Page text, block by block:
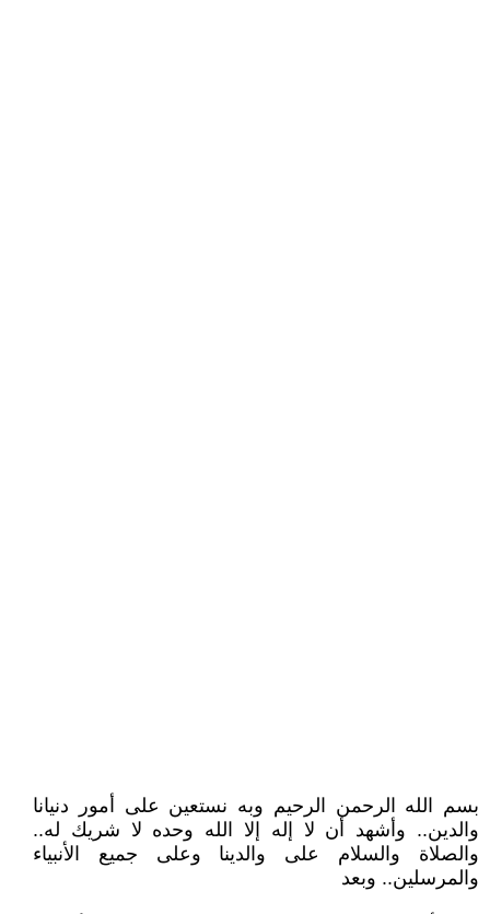
بسم الله الرحمن الرحيم وبه نستعين على أمور دنيانا
والدين.. وأشهد أن لا إله إلا الله وحده لا شريك له..
والصلاة والسلام على والدينا وعلى جميع الأنبياء
والمرسلين.. وبعد